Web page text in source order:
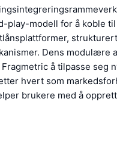
play-modell for å koble til
Dens modulære
å tilpasse seg
hvert som
brukere med å